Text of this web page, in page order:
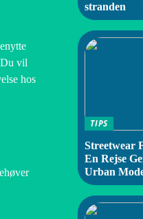
vil
hos
stranden
TIPS
Streetwear
En Rejse
Urban